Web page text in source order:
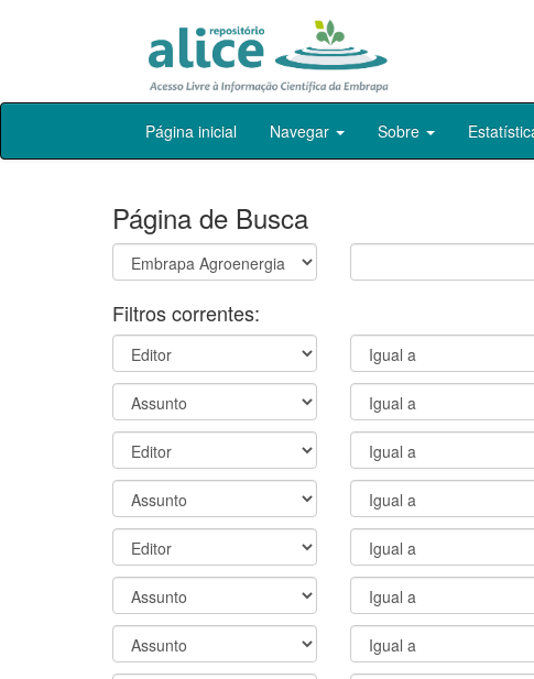
Skip
Página inicial Navegar Sobre
Página de Busca
Filtros correntes: